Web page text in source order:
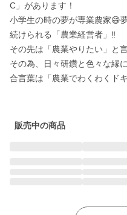
C」があります！
小学生の時の夢が専業農家😄
続けられる「農業経営者」‼️
その先は「農業やりたい」と
その為、日々研鑽と色々な縁
合言葉は「農業でわくわくド
販売中の商品